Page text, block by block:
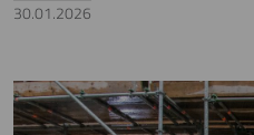
30.01.2026